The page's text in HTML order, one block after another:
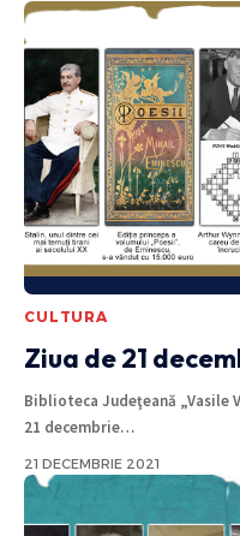
CULTURA
Ziua de 21
Biblioteca Judeţeană „Vasile
21 decembrie…
21 DECEMBRIE 2021